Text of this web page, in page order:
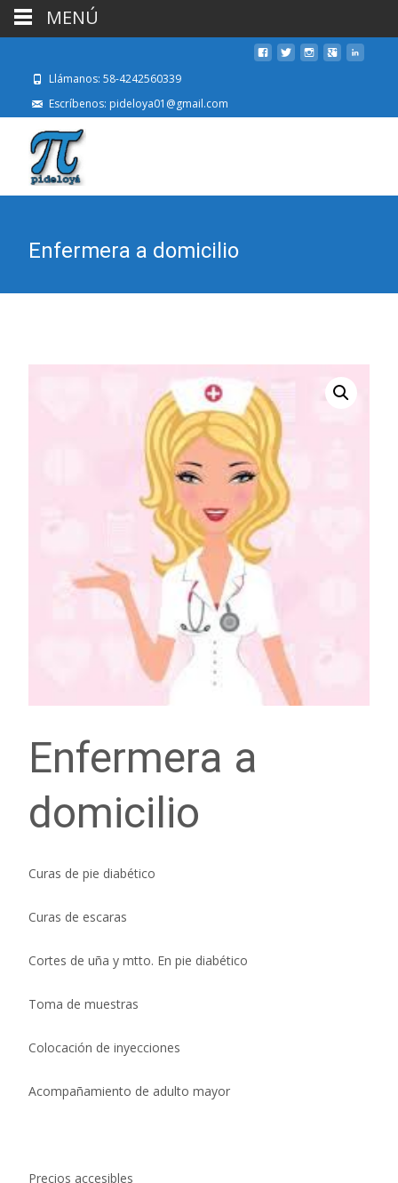
Llámanos: 58-4242560339
Escríbenos: pideloya01@gmail.com
Enfermera a domicilio
Enfermera a
domicilio
Curas de pie diabético
Curas de escaras
Cortes de uña y mtto. En pie diabético
Toma de muestras
Colocación de inyecciones
Acompañamiento de adulto mayor
Precios accesibles
MENÚ